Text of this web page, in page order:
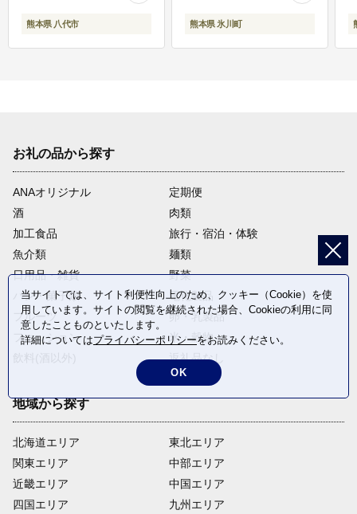
熊本県 八代市 熊本県 氷川町
お礼の品から探す
ANAオリジナル
定期便
酒
肉類
加工食品
旅行・宿泊・体験
魚介類
麺類
日用品・雑貨
野菜
パン・菓子類
電化製品
フルーツ
卵・乳製品
ファッション
米・穀物
返礼品なし
地域から探す
北海道エリア
関東エリア
近畿エリア
四国エリア
東北エリア
中部エリア
中国エリア
九州エリア
当サイトでは、サイト利便性向上のため、クッキー（Cookie）を使
用しています。サイトの閲覧を継続された場合、Cookieの利用に同
意したことものといたします。
詳細についてはプライバシーポリシーをお読みください。
OK